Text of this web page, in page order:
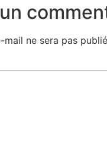
mail ne sera pas